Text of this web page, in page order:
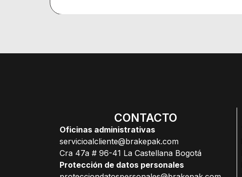
CONTACTO
Oficinas administrativas
servicioalcliente@brakepak.com
Cra 47a # 96-41 La Castellana Bogotá
Protección de datos personales